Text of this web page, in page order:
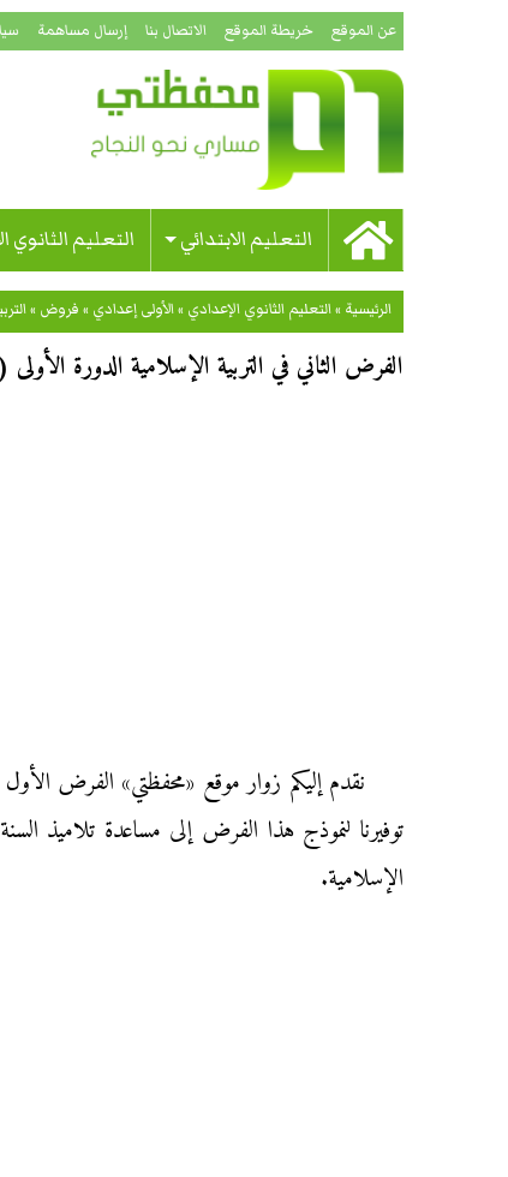
عن الموقع خريطة الموقع الاتصال بنا إرسال مساهمة
التعليم الابتدائي التعليم الثانوي
الرئيسية »التعليم الثانوي الإعدادي »الأولى إعدادي » فروض »
الفرض الثاني في التربية الإسلامية الدورة الأولى (النموذج 02) للسنة
توفيرنا لنموذج هذا الفرض إلى مساعدة تلاميذ
الإسلامية.